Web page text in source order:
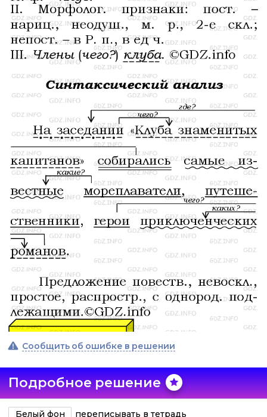
Сообщить об ошибке в решении
Подробное решение
Белый фон переписывать в тетрадь